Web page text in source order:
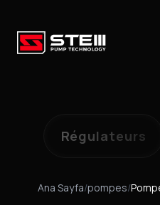
Régulateurs
Ana Sayfa/pompes/